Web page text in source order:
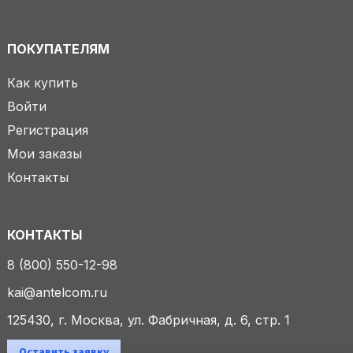
ПОКУПАТЕЛЯМ
Как купить
Войти
Регистрация
Мои заказы
Контакты
КОНТАКТЫ
8 (800) 550-12-98
kai@antelcom.ru
125430, г. Москва, ул. Фабричная, д. 6, стр. 1